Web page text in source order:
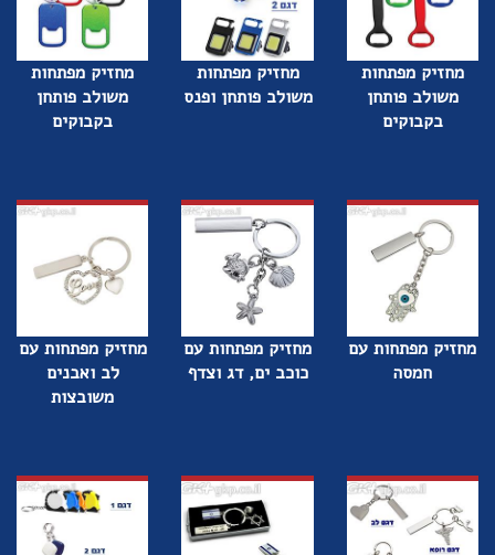
מחזיק מפתחות
משולב פותחן
בקבוקים
מחזיק מפתחות
משולב פותחן ופנס
מחזיק מפתחות
משולב פותחן
בקבוקים
מחזיק מפתחות עם
חמסה
מחזיק מפתחות עם
כוכב ים, דג וצדף
מחזיק מפתחות עם
לב ואבנים
משובצות